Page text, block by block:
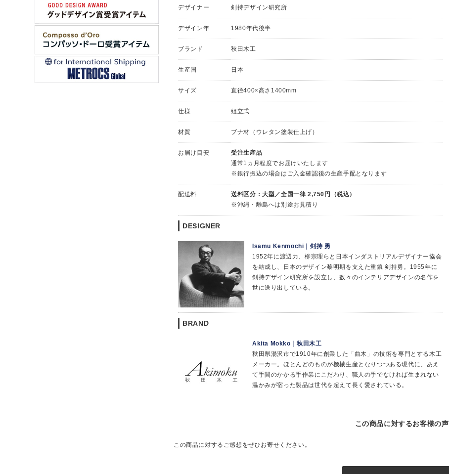
デザイナー 剣持デザイン研究所
デザイン年 1980年代後半
ブランド 秋田木工
生産国 日本
サイズ 直径400×高さ1400mm
仕様 組立式
材質 ブナ材（ウレタン塗装仕上げ）
お届け目安
受注生産品
通常1ヵ月程度でお届けいたします
※銀行振込の場合はご入金確認後の生産手配となります
配送料
送料区分：大型／全国一律 2,750円（税込）
※沖縄・離島へは別途お見積り
DESIGNER
Isamu Kenmochi｜剣持 勇
1952年に渡辺力、柳宗理らと日本インダストリアルデザイナー協会
を結成し、日本のデザイン黎明期を支えた重鎮 剣持勇。1955年に
剣持デザイン研究所を設立し、数々のインテリアデザインの名作を
世に送り出している。
BRAND
Akita Mokko｜秋田木工
秋田県湯沢市で1910年に創業した「曲木」の技術を専門とする木工
メーカー。ほとんどのものが機械生産となりつつある現代に、あえ
て手間のかかる手作業にこだわり、職人の手でなければ生まれない
温かみが宿った製品は世代を超えて長く愛されている。
この商品に対するお客様の声
この商品に対するご感想をぜひお寄せください。